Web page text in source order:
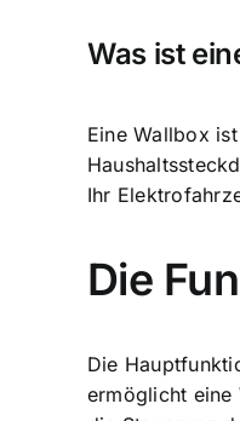
Was ist
Eine Wallbox
Ihr
Die
Die
ermöglicht eine